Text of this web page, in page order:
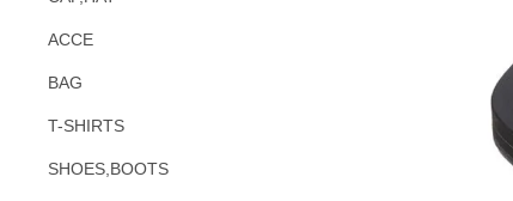
ACCE
BAG
T-SHIRTS
SHOES,BOOTS